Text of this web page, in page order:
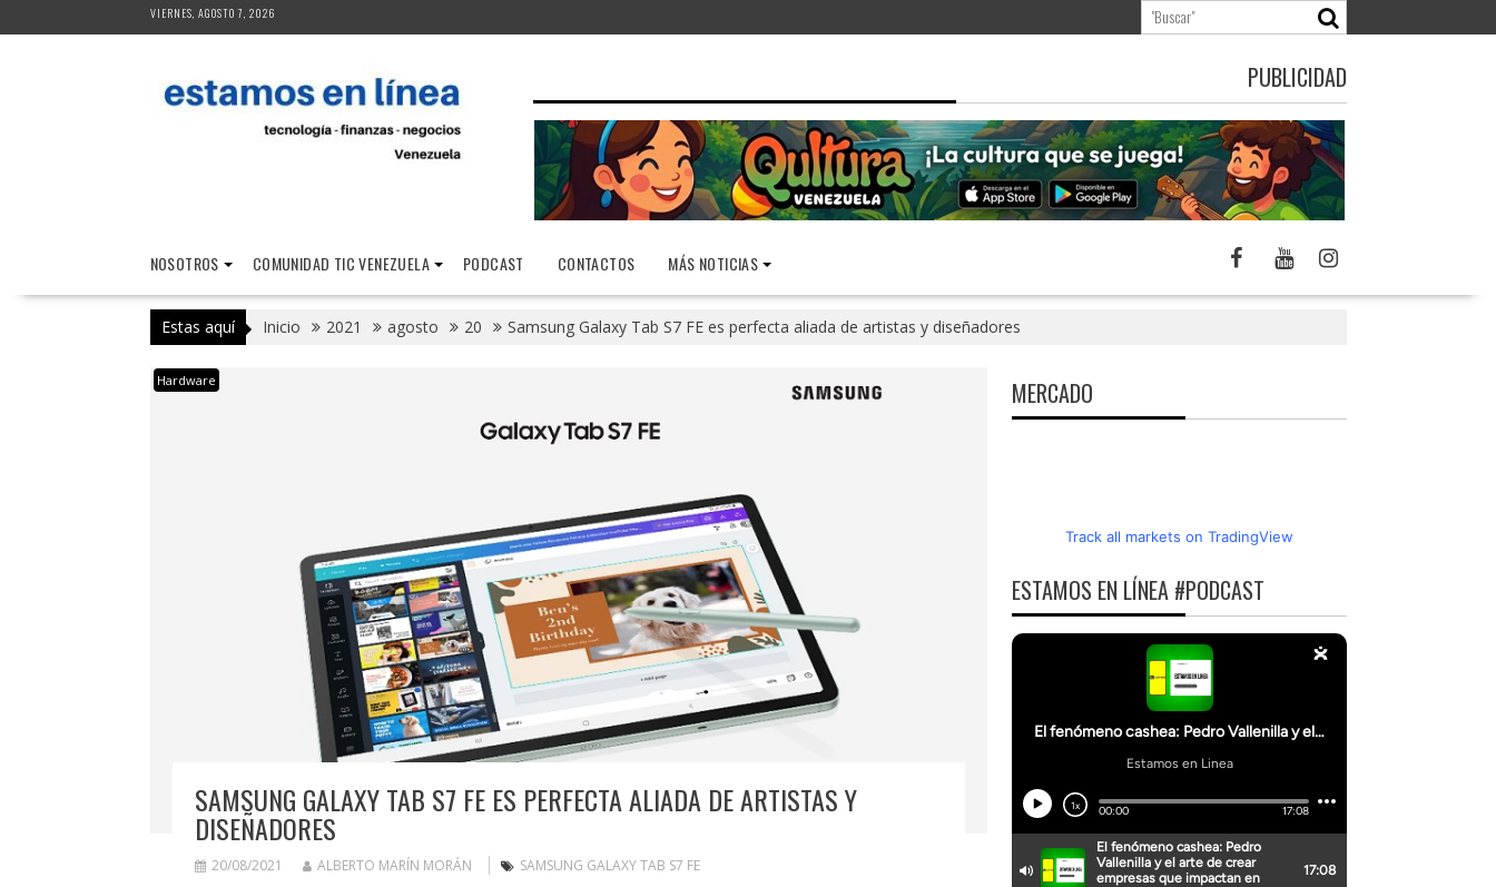
al
VIERNES, AGOSTO 7, 2026
PUBLICIDAD
NOSOTROS COMUNIDAD TIC VENEZUELA PODCAST CONTACTOS MÁS NOTICIAS
Estas aquí Inicio 2021 agosto 20 Samsung Galaxy Tab S7 FE es perfecta aliada de artistas y diseñadores
Hardware
SAMSUNG GALAXY TAB S7 FE ES PERFECTA ALIADA DE ARTISTAS Y
DISEÑADORES
20/08/2021 ALBERTO MARÍN MORÁN SAMSUNG GALAXY TAB S7 FE
MERCADO
Track all markets on TradingView
ESTAMOS EN LÍNEA #PODCAST